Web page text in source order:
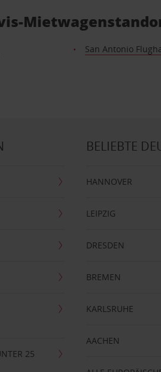
San Antonio
25
BELIEBTE
HANNOVER
LEIPZIG
DRESDEN
BREMEN
KARLSRUHE
AACHEN